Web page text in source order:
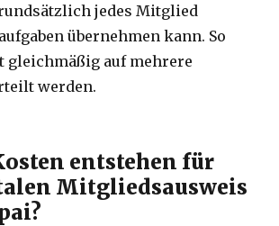
jedes Mitglied
übernehmen kann. So
gleichmäßig auf mehrere
werden.
entstehen für
Mitgliedsausweis